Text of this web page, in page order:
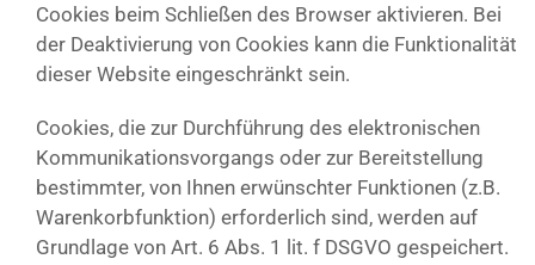
Cookies beim Schließen des Browser aktivieren. Bei
der Deaktivierung von Cookies kann die Funktionalität
dieser Website eingeschränkt sein.
Cookies, die zur Durchführung des elektronischen
Kommunikationsvorgangs oder zur Bereitstellung
bestimmter, von Ihnen erwünschter Funktionen (z.B.
Warenkorbfunktion) erforderlich sind, werden auf
Grundlage von Art. 6 Abs. 1 lit. f DSGVO gespeichert.